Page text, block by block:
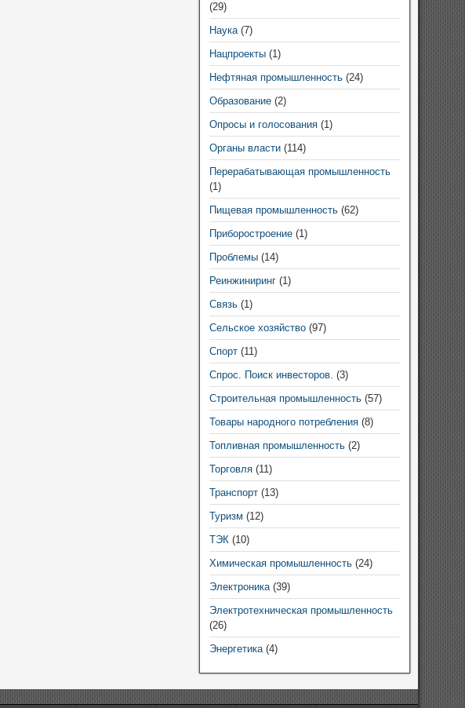
(29)
Наука(7)
Нацпроекты(1)
Нефтяная промышленность(24)
Образование(2)
Опросы и голосования(1)
Органы власти(114)
Перерабатывающая промышленность
(1)
Пищевая промышленность(62)
Приборостроение(1)
Проблемы(14)
Реинжиниринг(1)
Связь(1)
Сельское хозяйство(97)
Спорт(11)
Спрос. Поиск инвесторов. (3)
Строительная промышленность(57)
Товары народного потребления(8)
Топливная промышленность(2)
Торговля(11)
Транспорт(13)
Туризм (12)
ТЭК(10)
Химическая промышленность(24)
Электроника(39)
Электротехническая промышленность
(26)
Энергетика(4)